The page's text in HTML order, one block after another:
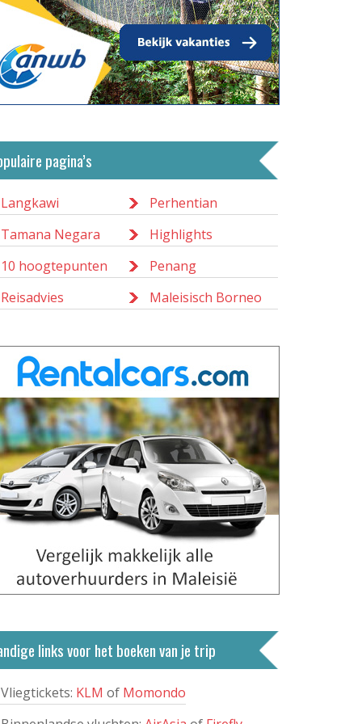
pagina’s
Langkawi
Perhentian
Tamana Negara
Highlights
10 hoogtepunten
Penang
Reisadvies
Maleisisch Borneo
links voor het boeken van je trip
Vliegtickets: KLM of Momondo